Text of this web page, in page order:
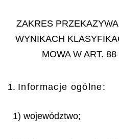
ZAKRES
WYNIKACH
MOWA W ART.
1. Informacje ogólne:
1) województwo;